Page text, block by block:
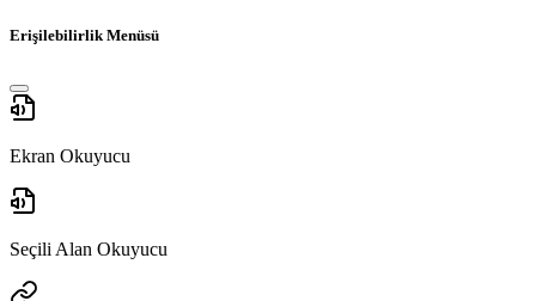
Erişilebilirlik Menüsü
Ekran Okuyucu
Seçili Alan Okuyucu